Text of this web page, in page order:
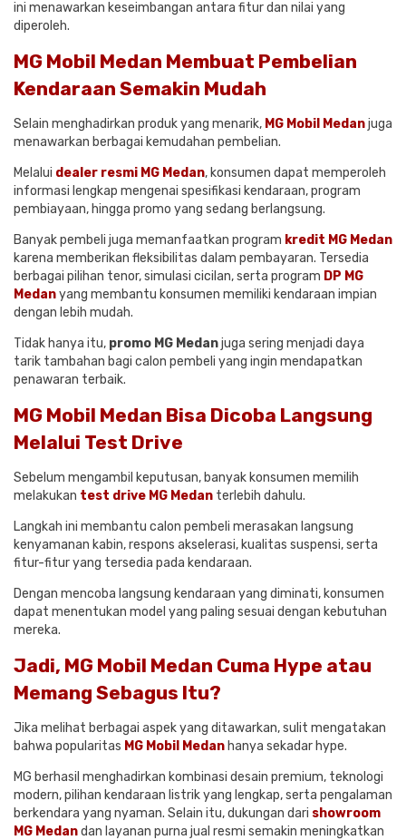
ini menawarkan keseimbangan antara fitur dan nilai yang
diperoleh.
MG Mobil Medan Membuat Pembelian
Kendaraan Semakin Mudah
Selain menghadirkan produk yang menarik, MG Mobil Medanjuga
menawarkan berbagai kemudahan pembelian.
Melalui dealer resmi MG Medan, konsumen dapat memperoleh
informasi lengkap mengenai spesifikasi kendaraan, program
pembiayaan, hingga promo yang sedang berlangsung.
Banyak pembeli juga memanfaatkan program kredit MG Medan
karena memberikan fleksibilitas dalam pembayaran. Tersedia
berbagai pilihan tenor, simulasi cicilan, serta program DP MG
Medanyang membantu konsumen memiliki kendaraan impian
dengan lebih mudah.
Tidak hanya itu, promo MG Medanjuga sering menjadi daya
tarik tambahan bagi calon pembeli yang ingin mendapatkan
penawaran terbaik.
MG Mobil Medan Bisa Dicoba Langsung
Melalui Test Drive
Sebelum mengambil keputusan, banyak konsumen memilih
melakukan test drive MG Medan terlebih dahulu.
Langkah ini membantu calon pembeli merasakan langsung
kenyamanan kabin, respons akselerasi, kualitas suspensi, serta
fitur-fitur yang tersedia pada kendaraan.
Dengan mencoba langsung kendaraan yang diminati, konsumen
dapat menentukan model yang paling sesuai dengan kebutuhan
mereka.
Jadi, MG Mobil Medan Cuma Hype atau
Memang Sebagus Itu?
Jika melihat berbagai aspek yang ditawarkan, sulit mengatakan
bahwa popularitas MG Mobil Medan hanya sekadar hype.
MG berhasil menghadirkan kombinasi desain premium, teknologi
modern, pilihan kendaraan listrik yang lengkap, serta pengalaman
berkendara yang nyaman. Selain itu, dukungan dari showroom
MG Medandan layanan purna jual resmi semakin meningkatkan